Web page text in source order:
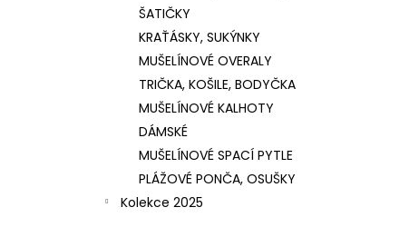
ŠATIČKY
KRAŤÁSKY, SUKÝNKY
MUŠELÍNOVÉ OVERALY
TRIČKA, KOŠILE, BODYČKA
MUŠELÍNOVÉ KALHOTY
DÁMSKÉ
MUŠELÍNOVÉ SPACÍ PYTLE
PLÁŽOVÉ PONČA, OSUŠKY
Kolekce 2025